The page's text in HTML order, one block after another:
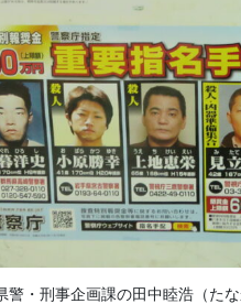
警・刑事企画課の田中睦浩（た